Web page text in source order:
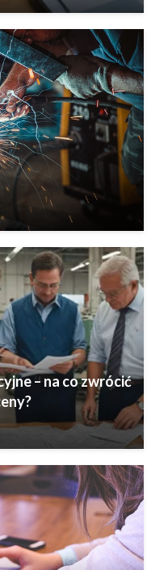
– na co zwrócić